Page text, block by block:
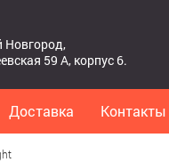
Новгород,
59 А, корпус 6.
Доставка Контакты